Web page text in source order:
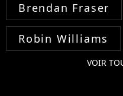
Brendan Fraser
Robin Williams
VOIR